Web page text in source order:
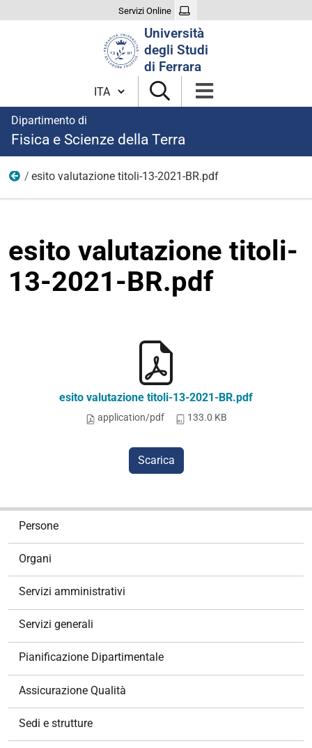
Servizi Online
Università
degli Studi
di Ferrara
Cambia lingua
Dipartimento di
Fisica e Scienze della Terra
modulistica borse 2021
esito valutazione titoli-13-2021-BR.pdf
esito valutazione titoli-
13-2021-BR.pdf
esito valutazione titoli-13-2021-BR.pdf
application/pdf 133.0 KB
Scarica
Persone
Organi
Servizi amministrativi
Servizi generali
Pianificazione Dipartimentale
Assicurazione Qualità
Sedi e strutture